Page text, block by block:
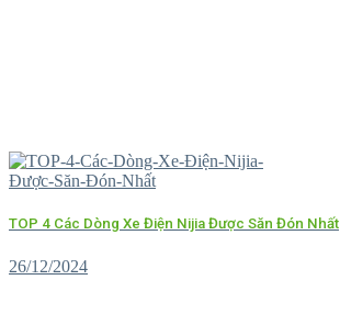
TOP 4 Các Dòng Xe Điện Nijia Được Săn Đón Nhất
26/12/2024